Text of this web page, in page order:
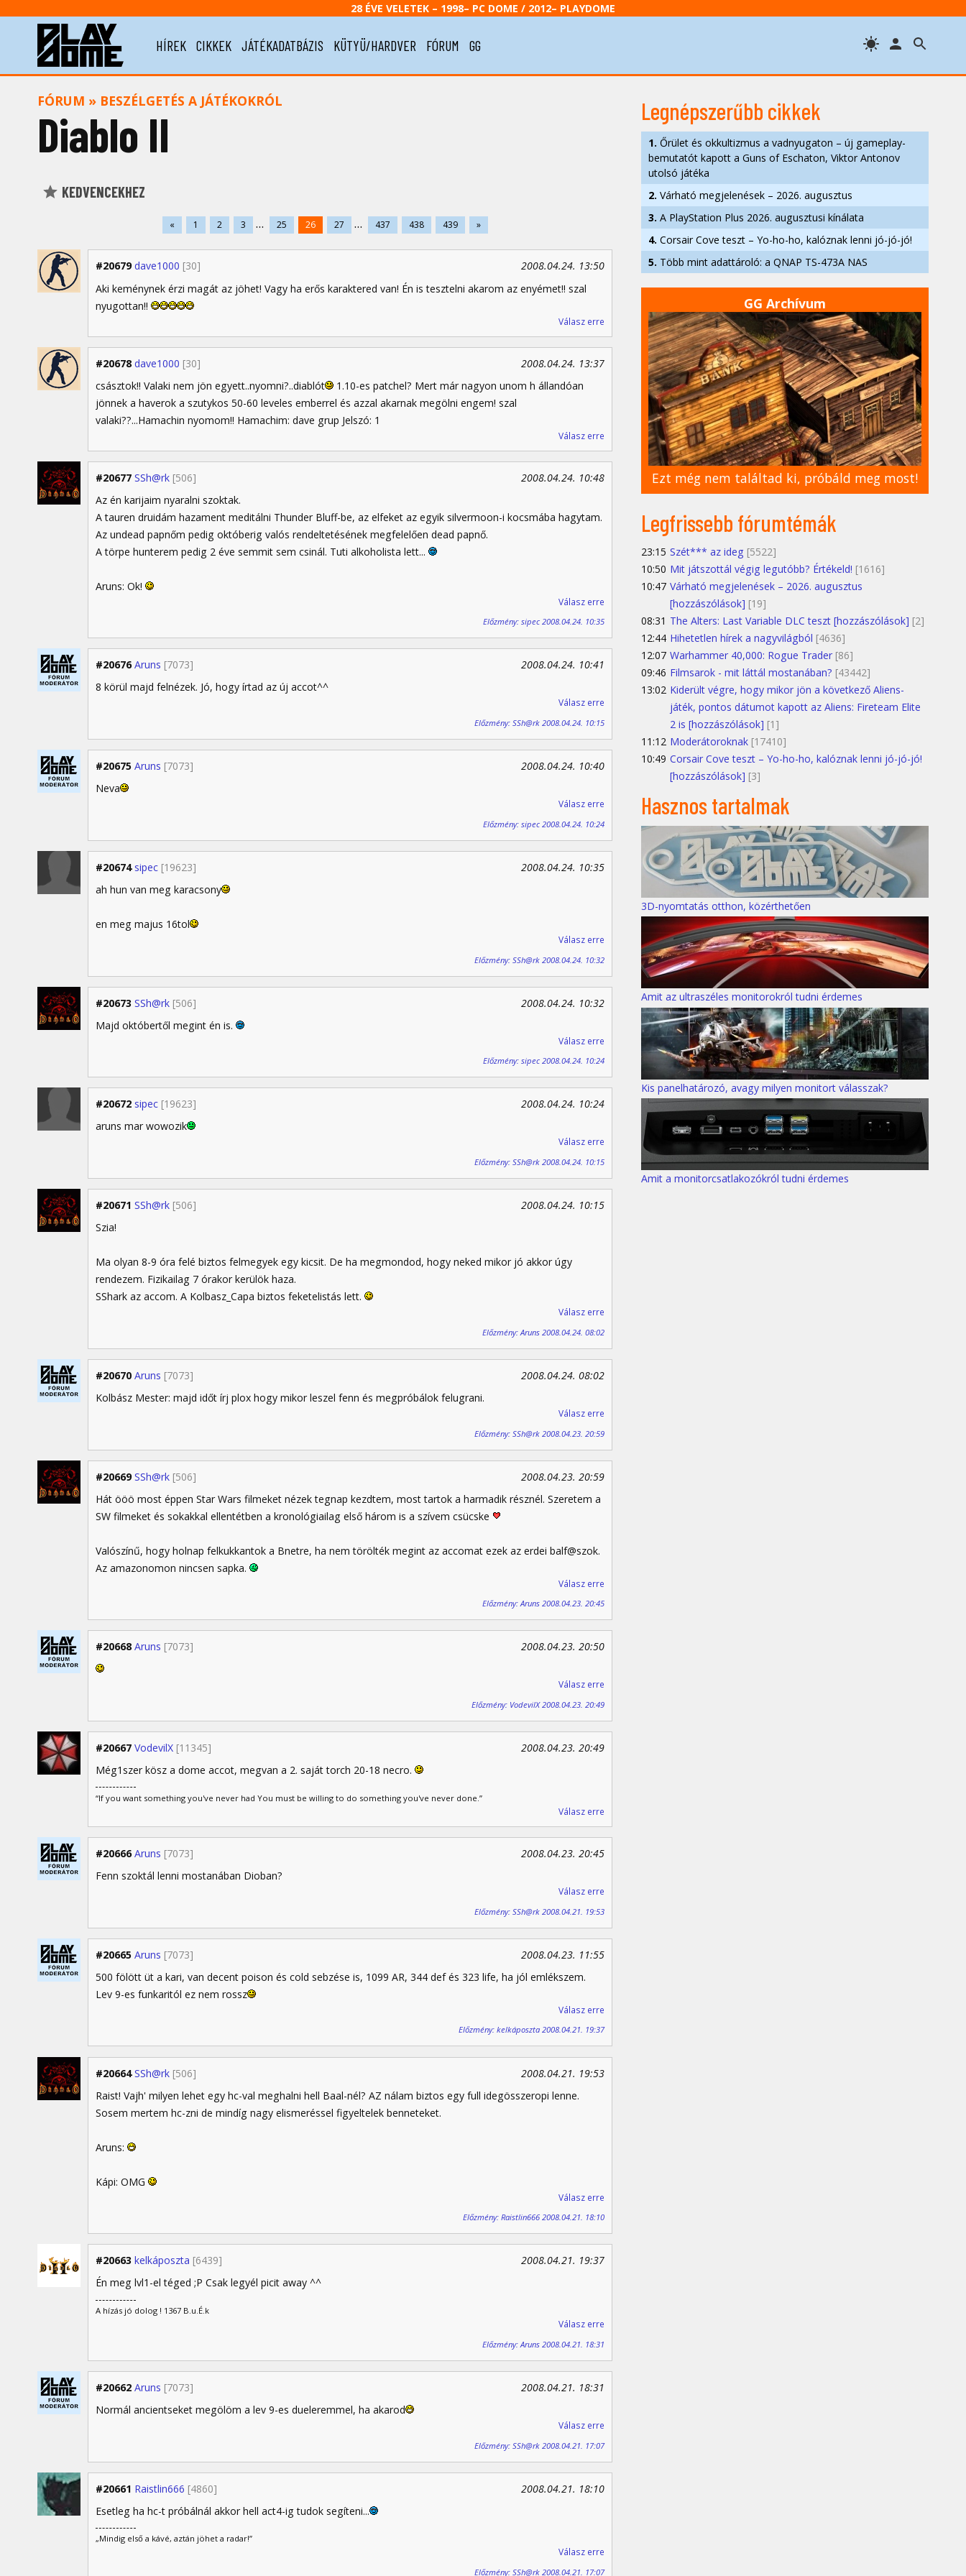
28 ÉVE VELETEK – 1998– PC DOME / 2012– PLAYDOME
HÍREK CIKKEK JÁTÉKADATBÁZIS KÜTYÜ/HARDVER FÓRUM GG
FÓRUM » BESZÉLGETÉS A JÁTÉKOKRÓL
Diablo II
KEDVENCEKHEZ
« 1 2 3 ... 25 26 27 ... 437 438 439 »
#20679 dave1000 [30]
2008.04.24. 13:50
Aki keménynek érzi magát az jöhet! Vagy ha erős karaktered van! Én is tesztelni akarom az enyémet!! szal
nyugottan!!
Válasz erre
#20678 dave1000 [30]
2008.04.24. 13:37
császtok!! Valaki nem jön egyett..nyomni?..diablót
1.10-es patchel? Mert már nagyon unom h állandóan
jönnek a haverok a szutykos 50-60 leveles emberrel és azzal akarnak megölni engem! szal
valaki??...Hamachin nyomom!! Hamachim: dave grup Jelszó: 1
Válasz erre
#20677 SSh@rk [506]
2008.04.24. 10:48
Az én karijaim nyaralni szoktak.
A tauren druidám hazament meditálni Thunder Bluff-be, az elfeket az egyik silvermoon-i kocsmába hagytam.
Az undead papnőm pedig októberig valós rendeltetésének megfelelően dead papnő.
A törpe hunterem pedig 2 éve semmit sem csinál. Tuti alkoholista lett...
Aruns: Ok!
Válasz erre
Előzmény: sipec 2008.04.24. 10:35
#20676 Aruns [7073]
2008.04.24. 10:41
8 körül majd felnézek. Jó, hogy írtad az új accot^^
Válasz erre
Előzmény: SSh@rk 2008.04.24. 10:15
#20675 Aruns [7073]
2008.04.24. 10:40
Neva
Válasz erre
Előzmény: sipec 2008.04.24. 10:24
#20674 sipec [19623]
2008.04.24. 10:35
ah hun van meg karacsony
en meg majus 16tol
Válasz erre
Előzmény: SSh@rk 2008.04.24. 10:32
#20673 SSh@rk [506]
2008.04.24. 10:32
Majd októbertől megint én is.
Válasz erre
Előzmény: sipec 2008.04.24. 10:24
#20672 sipec [19623]
2008.04.24. 10:24
aruns mar wowozik
Válasz erre
Előzmény: SSh@rk 2008.04.24. 10:15
#20671 SSh@rk [506]
2008.04.24. 10:15
Szia!
Ma olyan 8-9 óra felé biztos felmegyek egy kicsit. De ha megmondod, hogy neked mikor jó akkor úgy
rendezem. Fizikailag 7 órakor kerülök haza.
SShark az accom. A Kolbasz_Capa biztos feketelistás lett.
Válasz erre
Előzmény: Aruns 2008.04.24. 08:02
#20670 Aruns [7073]
2008.04.24. 08:02
Kolbász Mester: majd időt írj plox hogy mikor leszel fenn és megpróbálok felugrani.
Válasz erre
Előzmény: SSh@rk 2008.04.23. 20:59
#20669 SSh@rk [506]
2008.04.23. 20:59
Hát ööö most éppen Star Wars filmeket nézek tegnap kezdtem, most tartok a harmadik résznél. Szeretem a
SW filmeket és sokakkal ellentétben a kronológiailag első három is a szívem csücske
Valószínű, hogy holnap felkukkantok a Bnetre, ha nem törölték megint az accomat ezek az erdei balf@szok.
Az amazonomon nincsen sapka.
Válasz erre
Előzmény: Aruns 2008.04.23. 20:45
#20668 Aruns [7073] 2008.04.23. 20:50
Válasz erre
Előzmény: VodevilX 2008.04.23. 20:49
#20667 VodevilX [11345]
2008.04.23. 20:49
Még1szer kösz a dome accot, megvan a 2. saját torch 20-18 necro.
“If you want something you've never had You must be willing to do something you've never done.”
Válasz erre
#20666 Aruns [7073]
2008.04.23. 20:45
Fenn szoktál lenni mostanában Dioban?
Válasz erre
Előzmény: SSh@rk 2008.04.21. 19:53
#20665 Aruns [7073]
2008.04.23. 11:55
500 fölött üt a kari, van decent poison és cold sebzése is, 1099 AR, 344 def és 323 life, ha jól emlékszem.
Lev 9-es funkaritól ez nem rossz
Válasz erre
Előzmény: kelkáposzta 2008.04.21. 19:37
#20664 SSh@rk [506]
2008.04.21. 19:53
Raist! Vajh' milyen lehet egy hc-val meghalni hell Baal-nél? AZ nálam biztos egy full idegösszeropi lenne.
Sosem mertem hc-zni de mindíg nagy elismeréssel figyeltelek benneteket.
Aruns:
Kápi: OMG
Válasz erre
Előzmény: Raistlin666 2008.04.21. 18:10
#20663 kelkáposzta [6439]
2008.04.21. 19:37
Én meg lvl1-el téged ;P Csak legyél picit away ^^
A hízás jó dolog ! 1367 B.u.É.k
Válasz erre
Előzmény: Aruns 2008.04.21. 18:31
#20662 Aruns [7073]
2008.04.21. 18:31
Normál ancientseket megölöm a lev 9-es dueleremmel, ha akarod
Válasz erre
Előzmény: SSh@rk 2008.04.21. 17:07
#20661 Raistlin666 [4860]
2008.04.21. 18:10
Esetleg ha hc-t próbálnál akkor hell act4-ig tudok segíteni...
„Mindig első a kávé, aztán jöhet a radar!”
Válasz erre
Előzmény: SSh@rk 2008.04.21. 17:07
Legnépszerűbb cikkek
1. Őrület és okkultizmus a vadnyugaton – új gameplay-
bemutatót kapott a Guns of Eschaton, Viktor Antonov
utolsó játéka
2. Várható megjelenések – 2026. augusztus
3. A PlayStation Plus 2026. augusztusi kínálata
4. Corsair Cove teszt – Yo-ho-ho, kalóznak lenni jó-jó-jó!
5. Több mint adattároló: a QNAP TS-473A NAS
GG Archívum
Ezt még nem találtad ki, próbáld meg most!
Legfrissebb fórumtémák
23:15 Szét*** az ideg [5522]
10:50 Mit játszottál végig legutóbb? Értékeld! [1616]
10:47 Várható megjelenések – 2026. augusztus
[hozzászólások] [19]
08:31 The Alters: Last Variable DLC teszt [hozzászólások] [2]
12:44 Hihetetlen hírek a nagyvilágból [4636]
12:07 Warhammer 40,000: Rogue Trader [86]
09:46 Filmsarok - mit láttál mostanában? [43442]
13:02 Kiderült végre, hogy mikor jön a következő Aliens-
játék, pontos dátumot kapott az Aliens: Fireteam Elite
2 is [hozzászólások] [1]
11:12 Moderátoroknak [17410]
10:49 Corsair Cove teszt – Yo-ho-ho, kalóznak lenni jó-jó-jó!
[hozzászólások] [3]
Hasznos tartalmak
3D-nyomtatás otthon, közérthetően
Amit az ultraszéles monitorokról tudni érdemes
Kis panelhatározó, avagy milyen monitort válasszak?
Amit a monitorcsatlakozókról tudni érdemes